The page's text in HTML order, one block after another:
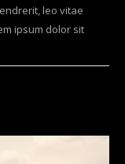
leo vitae
ipsum dolor sit